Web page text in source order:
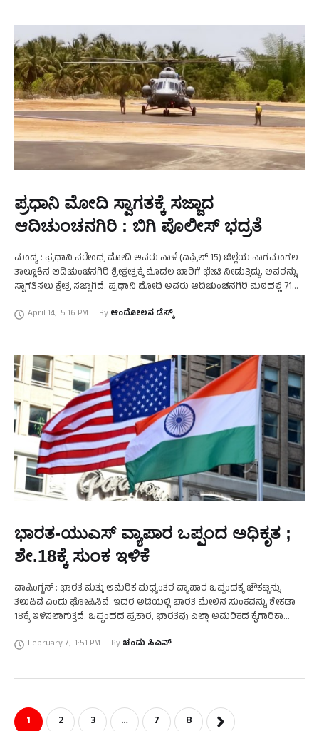
ಪ್ರಧಾನಿ ಮೋದಿ ಸ್ವಾಗತಕ್ಕೆ ಸಜ್ಜಾದ
ಆದಿಚುಂಚನಗಿರಿ : ಬಿಗಿ ಪೊಲೀಸ್‌ ಭದ್ರತೆ
ಮಂಡ್ಯ : ಪ್ರಧಾನಿ ನರೇಂದ್ರ ಮೋದಿ ಅವರು ನಾಳೆ (ಏಪ್ರಿಲ್ 15) ಜಿಲ್ಲೆಯ ನಾಗಮಂಗಲ
ತಾಲ್ಲೂಕಿನ ಆದಿಚುಂಚನಗಿರಿ ಶ್ರೀಕ್ಷೇತ್ರಕ್ಕೆ ಮೊದಲ ಬಾರಿಗೆ ಭೇಟಿ ನೀಡುತ್ತಿದ್ದು, ಅವರನ್ನು
ಸ್ವಾಗತಿಸಲು ಕ್ಷೇತ್ರ ಸಜ್ಜಾಗಿದೆ. ಪ್ರಧಾನಿ ಮೋದಿ ಅವರು ಆದಿಚುಂಚನಗಿರಿ ಮಠದಲ್ಲಿ 71ನೇ
April 14, 5:16 PM By ಆಂದೋಲನ ಡೆಸ್ಕ್
ಭಾರತ-ಯುಎಸ್ ವ್ಯಾಪಾರ ಒಪ್ಪಂದ ಅಧಿಕೃತ ;
ಶೇ.18ಕ್ಕೆ ಸುಂಕ ಇಳಿಕೆ
ವಾಷಿಂಗ್ಟನ್ : ಭಾರತ ಮತ್ತು ಅಮೆರಿಕ ಮಧ್ಯಂತರ ವ್ಯಾಪಾರ ಒಪ್ಪಂದಕ್ಕೆ ಚೌಕಟ್ಟನ್ನು
ತಲುಪಿವೆ ಎಂದು ಘೋಷಿಸಿವೆ. ಇದರ ಅಡಿಯಲ್ಲಿ ಭಾರತ ಮೇಲಿನ ಸುಂಕವನ್ನು ಶೇಕಡಾ
18ಕ್ಕೆ ಇಳಿಸಲಾಗುತ್ತದೆ. ಒಪ್ಪಂದದ ಪ್ರಕಾರ, ಭಾರತವು ಎಲ್ಲಾ ಅಮರಿಕದ ಕೈಗಾರಿಕಾ
February 7, 1:51 PM By ಚಂದು ಸಿಎನ್
1 2 3 … 7 8